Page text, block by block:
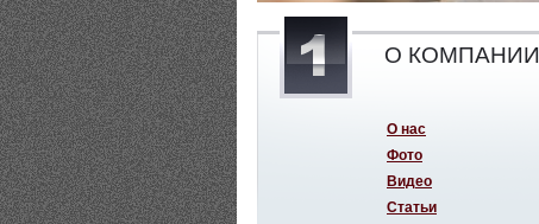
О КОМПАНИИ
О нас
Фото
Видео
Статьи